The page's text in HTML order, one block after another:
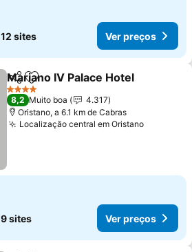
12 sites Ver preços
PartilharAdicionar aos favoritos
Mariano IV Palace Hotel
4 Estrelas
8,2 Muito boa
4.317
Oristano, a 6.1 km de Cabras
Localização central em Oristano
9 sites Ver preços